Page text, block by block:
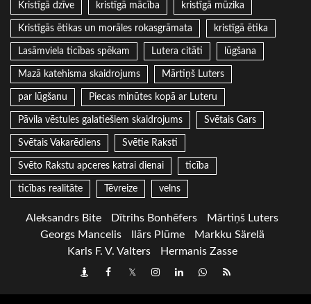
Kristīgā dzīve kristīgā mācība kristīgā mūzika
Kristīgās ētikas un morāles rokasgrāmata kristīgā ētika
Lasāmviela ticības spēkam Lutera citāti lūgšana
Mazā katehisma skaidrojums Mārtiņš Luters
par lūgšanu Piecas minūtes kopā ar Luteru
Pāvila vēstules galatiešiem skaidrojums Svētais Gars
Svētais Vakarēdiens Svētie Raksti
Svēto Rakstu apceres katrai dienai ticība
ticības realitāte Tēvreize velns
Aleksandrs Bite Dītrihs Bonhēfers
Mārtiņš Luters
Georgs Mancelis
Ilārs Plūme
Markku Särelä
Karls F. V. Valters
Hermanis Zasse
DraugiemFacebook
TwitterInstagram
LinkedInwhatsapp
RSS